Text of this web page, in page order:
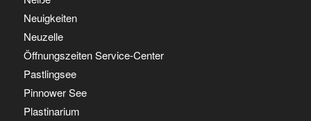
Neuigkeiten
Neuzelle
Öffnungszeiten Service-Center
Pastlingsee
Pinnower See
Plastinarium